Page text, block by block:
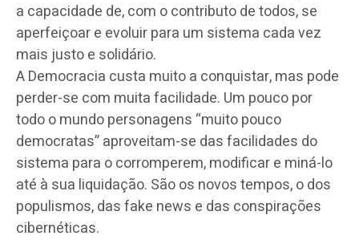
a capacidade de, com o contributo de todos, se
aperfeiçoar e evoluir para um sistema cada vez
mais justo e solidário.
A Democracia custa muito a conquistar, mas pode
perder-se com muita facilidade. Um pouco por
todo o mundo personagens “muito pouco
democratas” aproveitam-se das facilidades do
sistema para o corromperem, modificar e miná-lo
até à sua liquidação. São os novos tempos, o dos
populismos, das fake news e das conspirações
cibernéticas.